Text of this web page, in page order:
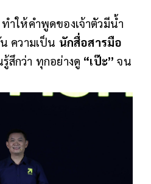
ทำให้คำพูดของเจ้าตัวมีน้ำ
ความเป็น นักสื่อสารมือ
สึกว่า ทุกอย่างดู “เป๊ะ” จน